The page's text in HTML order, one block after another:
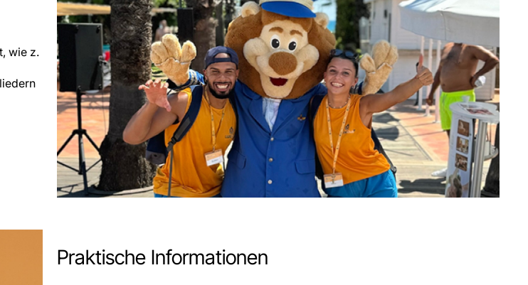
wie z.
Praktische Informationen